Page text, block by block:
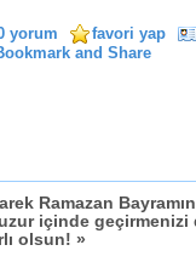
yorum favori yap
Ramazan
içinde geçirmenizi
olsun! »